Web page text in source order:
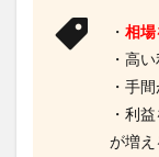
・ 相
・高
・手
・利
が増え